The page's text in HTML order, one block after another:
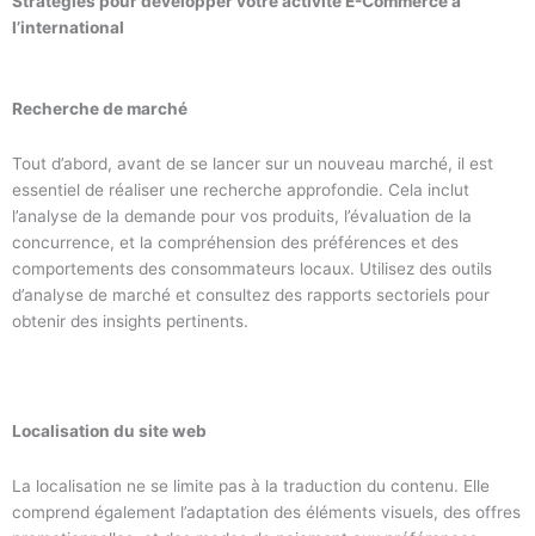
l’international
Recherche de marché
Tout d’abord, avant de se lancer sur un nouveau marché, il est
essentiel de réaliser une recherche approfondie. Cela inclut
l’analyse de la demande pour vos produits, l’évaluation de la
concurrence, et la compréhension des préférences et des
comportements des consommateurs locaux. Utilisez des outils
d’analyse de marché et consultez des rapports sectoriels pour
obtenir des insights pertinents.
Localisation du site web
La localisation ne se limite pas à la traduction du contenu. Elle
comprend également l’adaptation des éléments visuels, des offres